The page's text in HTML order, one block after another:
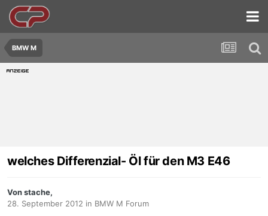
BMW M
welches Differenzial- Öl für den M3 E46
Von stache,
28. September 2012 in BMW M Forum